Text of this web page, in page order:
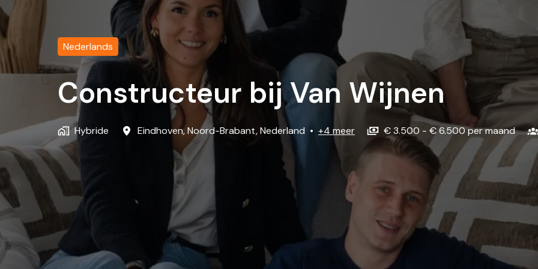
Nederlands
Constructeur bij Van Wijnen
Hybride Eindhoven,Noord-Brabant,Nederland • +4 meer € 3.500 - € 6.500 per maand